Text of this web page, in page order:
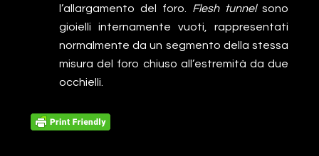
l’allargamento del foro. Flesh tunnel sono
gioielli internamente vuoti, rappresentati
normalmente da un segmento della stessa
misura del foro chiuso all’estremità da due
occhielli.